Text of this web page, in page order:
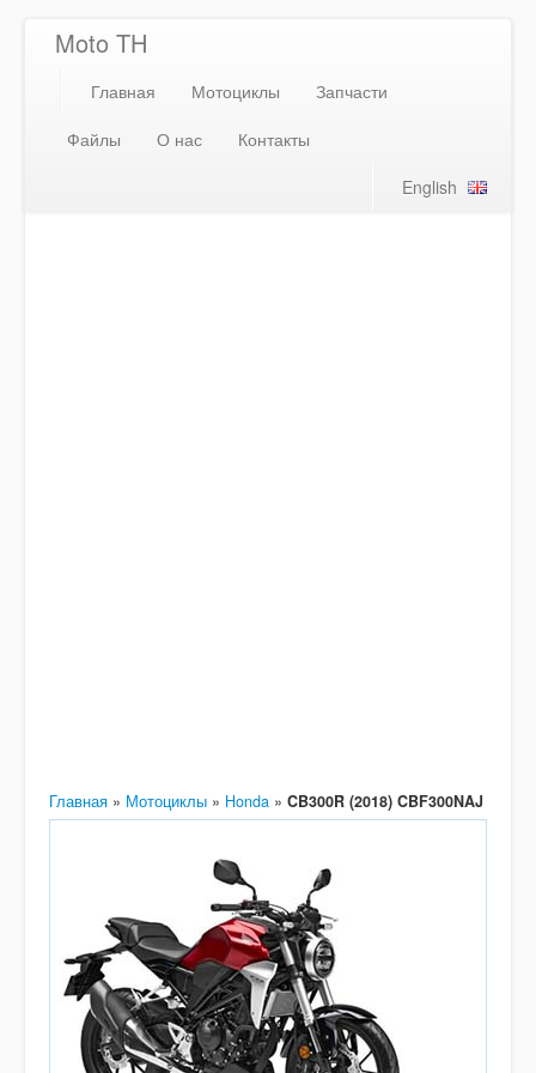
Moto TH
Главная Мотоциклы
Запчасти
Файлы
О нас
Контакты
English
Главная » Мотоциклы » Honda » CB300R (2018) CBF300NAJ